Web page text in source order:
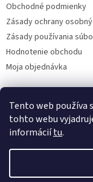
Tento web používa
tohto webu
informáciítu.
Obchodné podmienky
Zásady ochrany
Zásady používania
Hodnotenie obchodu
Moja objednávka
Facebook